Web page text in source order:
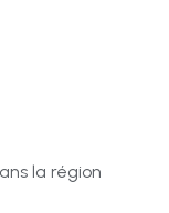
la région